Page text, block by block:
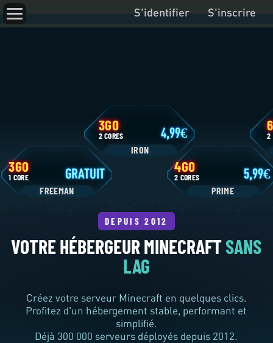
S'identifier S'inscrire
GRATUIT
FREEMAN
3GO
IRON
DEPUIS 2012
VOTRE HÉBERGEUR MINECRAFTSANS
LAG
Créez votre serveur Minecraft en quelques clics.
Profitez d'un hébergement stable, performant et
simplifié.
Déjà300 000 serveurs déployés depuis 2012.